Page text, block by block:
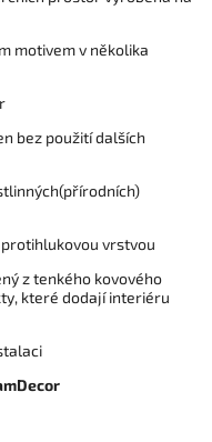
motivem v několika
bez použití dalších
vrstvou
z tenkého kovového
které dodají interiéru